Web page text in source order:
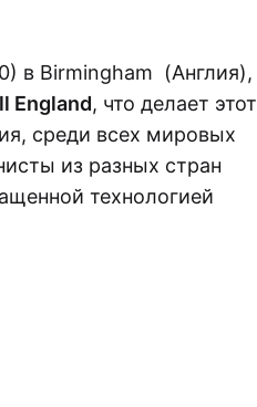
в Birmingham (Англия),
England, что делает этот
среди всех мировых
из разных стран
технологией